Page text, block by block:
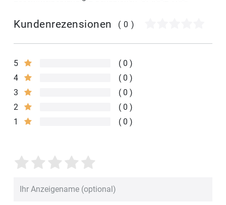
Kundenrezensionen (0)
5
0
4
0
3
0
2
0
1
0